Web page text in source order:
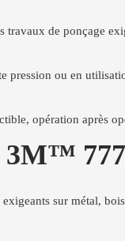
travaux de ponçage
pression ou en
opération après
3M™
sur métal,